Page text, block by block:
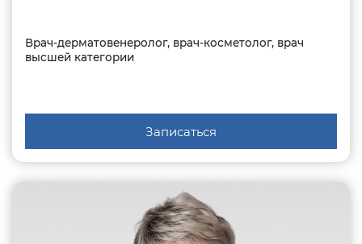
Врач-дерматовенеролог, врач-косметолог, врач
высшей категории
Записаться